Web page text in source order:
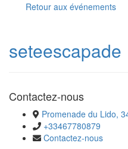
Retour aux événements
seteescapade
Contactez-nous
Promenade du Lido,
+33467780879
Contactez-nous